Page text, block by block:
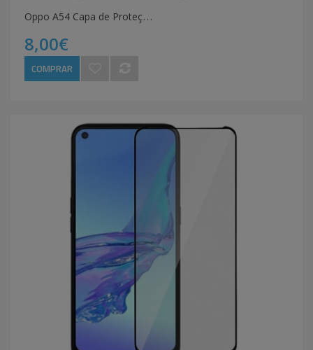
O
ppo A54 Capa de Proteção Transparente Antichoque
8,00€
COMPRAR